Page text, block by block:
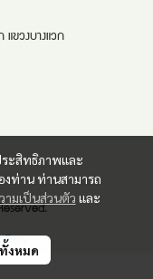
ระสิทธิภาพและ
งท่าน ท่านสามารถ
ามเป็นส่วนตัว และ
งหมด
ขวงบางแวก